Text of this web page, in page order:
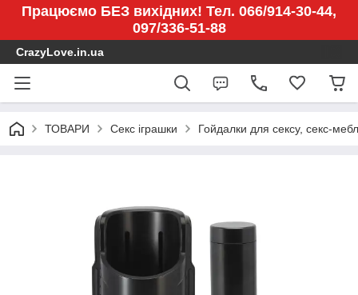
Працюємо БЕЗ вихідних! Тел. 066/914-30-44,
097/336-51-88
CrazyLove.in.ua
ТОВАРИ Секс іграшки Гойдалки для сексу, секс-